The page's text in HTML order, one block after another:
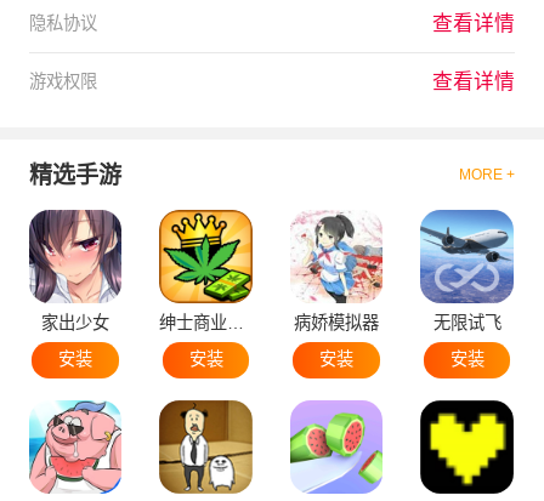
隐私协议 查看详情
游戏权限 查看详情
精选手游 MORE +
家出少女
安装
安装
病娇模拟器
安装
无限试飞
安装